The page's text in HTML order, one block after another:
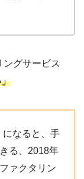
ングサービス
なると、手
る、2018年
ァクタリン